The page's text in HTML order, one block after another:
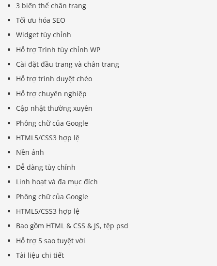
3 biến thể chân trang
Tối ưu hóa SEO
Widget tùy chỉnh
Hỗ trợ Trình tùy chỉnh WP
Cài đặt đầu trang và chân trang
Hỗ trợ trình duyệt chéo
Hỗ trợ chuyên nghiệp
Cập nhật thường xuyên
Phông chữ của Google
HTML5/CSS3 hợp lệ
Nền ảnh
Dễ dàng tùy chỉnh
Linh hoạt và đa mục đích
Phông chữ của Google
HTML5/CSS3 hợp lệ
Bao gồm HTML & CSS & JS, tệp psd
Hỗ trợ 5 sao tuyệt vời
Tài liệu chi tiết